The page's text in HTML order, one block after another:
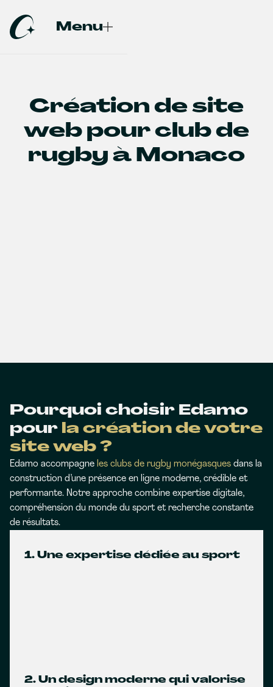
Menu
Création de site
web pour club de
rugby à Monaco
Pourquoi choisir Edamo
pour la création de votre
site web ?
Edamo accompagne les clubs de rugby monégasques dans la
construction d’une présence en ligne moderne, crédible et
performante. Notre approche combine expertise digitale,
compréhension du monde du sport et recherche constante
de résultats.
1. Une expertise dédiée au sport
2. Un design moderne qui valorise